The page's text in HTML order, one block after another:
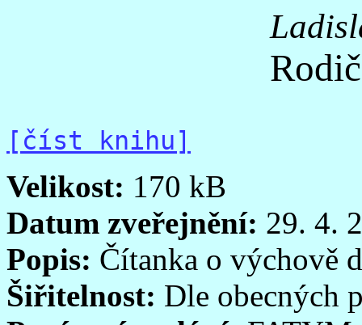
[číst knihu]
Velikost: 170 kB
Datum zveřejnění: 29. 4.
Popis: Čítanka o výchově
Šiřitelnost: Dle obecných